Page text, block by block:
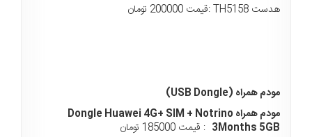
هدست TH5158 :قیمت 200000 تومان
مودم همراه (USB Dongle)
مودم همراه Dongle Huawei 4G+ SIM + Notrino
3Months 5GB : قیمت 185000 تومان